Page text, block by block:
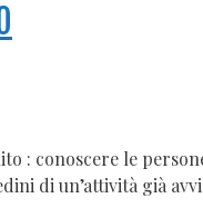
conoscere le
di un’attività già